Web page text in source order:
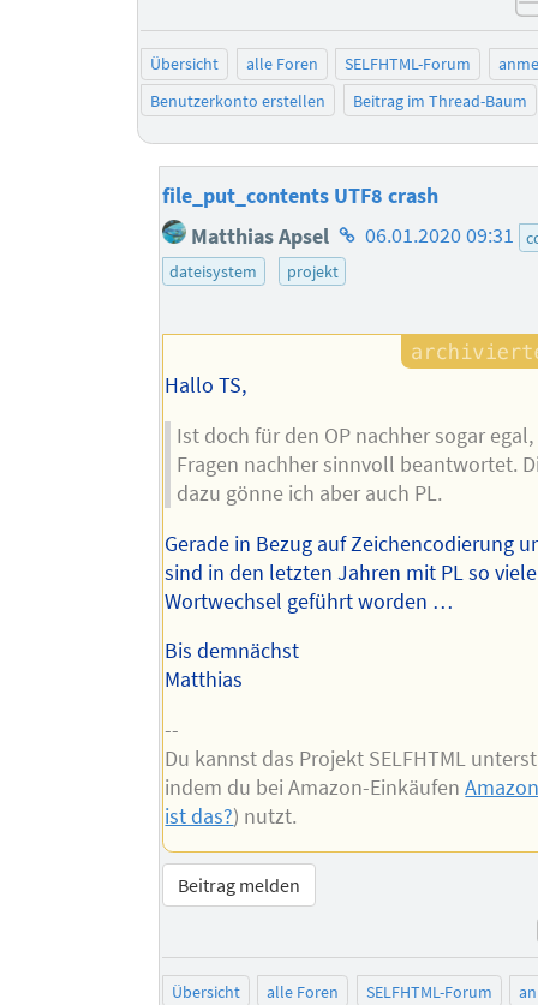
Übersicht alle Foren SELFHTML-Forum
Benutzerkonto erstellen
Beitrag im Thread-Baum
file_put_contents UTF8 crash
Matthias Apsel Homepage
des
06.01.2020 09:31
dateisystem
projekt
Hallo TS,
Ist doch für den OP nachher sogar
Fragen nachher sinnvoll beantwortet.
dazu gönne ich aber auch PL.
Gerade in Bezug auf Zeichencodierung
sind in den letzten Jahren mit PL so
Wortwechsel geführt worden …
Bis demnächst
Matthias
--
Du kannst das Projekt SELFHTML
indem du bei Amazon-Einkäufen
ist das?) nutzt.
Beitrag melden
Übersicht alle Foren SELFHTML-Forum